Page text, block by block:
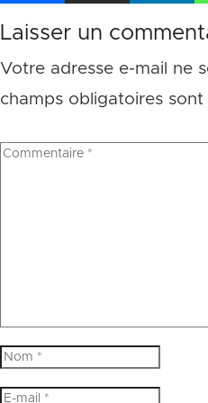
Laisser un
Votre adresse e-mail ne
champs obligatoires sont